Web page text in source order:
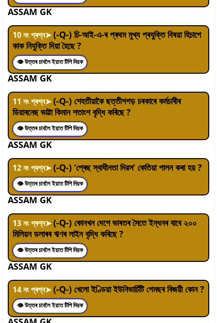
ASSAM GK
10নং প্ৰশ্ন➤(-Q-) চি-আই-এ-ৰ প্ৰথম মুখ্য প্ৰযুক্তি বিষয়া হিচাপে
কাক নিযুক্তি দিয়া হৈছে ?
👁 উত্তৰ চাবলৈ ইয়াত টিপি দিয়ক
ASSAM GK
11 নং প্ৰশ্ন➤(-Q-) শেহতীয়াকৈ ছত্তীশগড় চৰকাৰে কৰ্মচাৰীৰ
ডিয়াৰনেছ ভাট্টা কিমান শতাংশ বৃদ্ধি কৰিছে ?
👁 উত্তৰ চাবলৈ ইয়াত টিপি দিয়ক
ASSAM GK
12নং প্ৰশ্ন➤(-Q-) ‘প্ৰেছ স্বাধীনতা দিৱস’ কেতিয়া পালন কৰা হয় ?
👁 উত্তৰ চাবলৈ ইয়াত টিপি দিয়ক
ASSAM GK
13নং প্ৰশ্ন➤(-Q-) কোনখন দেশে ভাৰতৰ সৈতে ইন্ধনৰ বাবে ২০০
মিলিয়ন ডলাৰৰ ঋণৰ লাইন বৃদ্ধি কৰিছে ?
👁 উত্তৰ চাবলৈ ইয়াত টিপি দিয়ক
ASSAM GK
14নং প্ৰশ্ন➤(-Q-) খেলো ইণ্ডিয়া ইউনিভাৰ্চিটি গেমছৰ বিজয়ী কোন ?
👁 উত্তৰ চাবলৈ ইয়াত টিপি দিয়ক